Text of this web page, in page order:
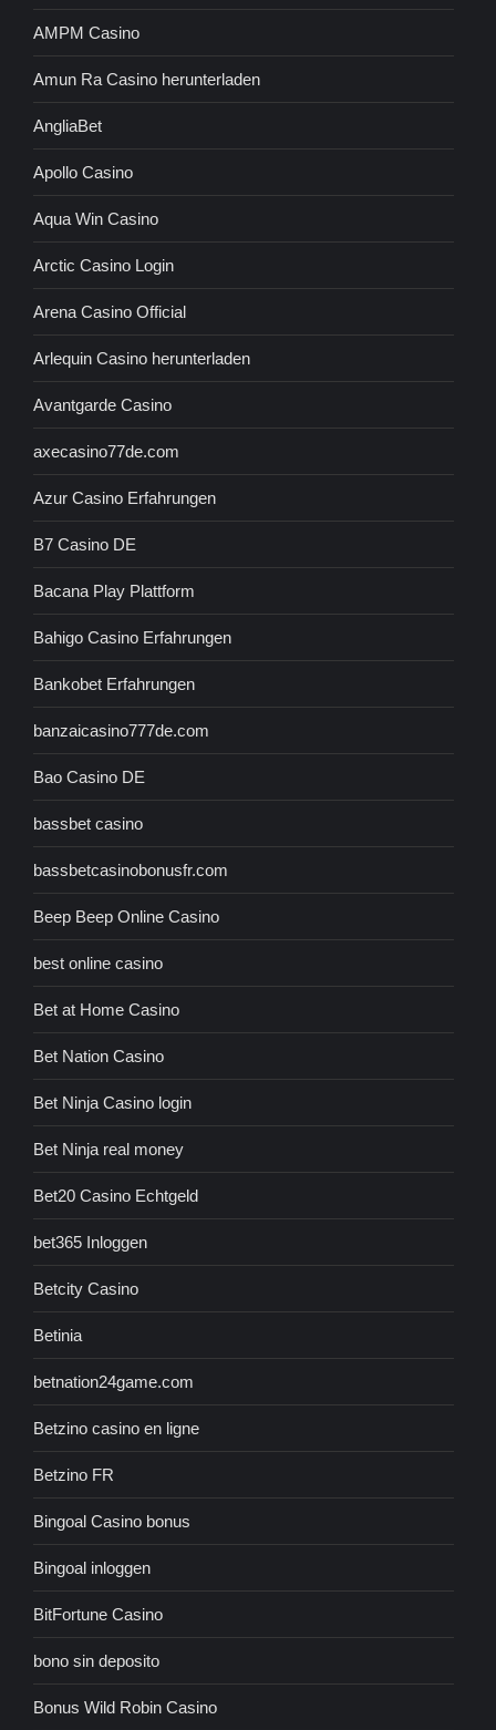
AMPM Casino
Amun Ra Casino herunterladen
AngliaBet
Apollo Casino
Aqua Win Casino
Arctic Casino Login
Arena Casino Official
Arlequin Casino herunterladen
Avantgarde Casino
axecasino77de.com
Azur Casino Erfahrungen
B7 Casino DE
Bacana Play Plattform
Bahigo Casino Erfahrungen
Bankobet Erfahrungen
banzaicasino777de.com
Bao Casino DE
bassbet casino
bassbetcasinobonusfr.com
Beep Beep Online Casino
best online casino
Bet at Home Casino
Bet Nation Casino
Bet Ninja Casino login
Bet Ninja real money
Bet20 Casino Echtgeld
bet365 Inloggen
Betcity Casino
Betinia
betnation24game.com
Betzino casino en ligne
Betzino FR
Bingoal Casino bonus
Bingoal inloggen
BitFortune Casino
bono sin deposito
Bonus Wild Robin Casino